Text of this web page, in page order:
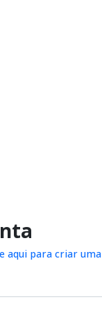
aqui para criar uma